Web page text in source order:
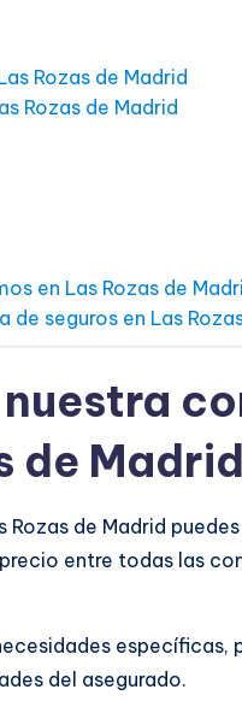
Rozas de Madrid
Rozas de Madrid
en Las Rozas de
seguros en Las
de Madrid
Rozas de Madrid
entre todas las
específicas,
del asegurado.